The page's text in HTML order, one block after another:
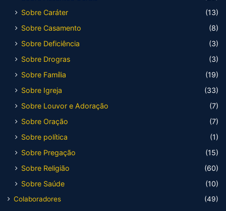
Sobre Caráter
(13)
Sobre Casamento
(8)
Sobre Deficiência
(3)
Sobre Drogras
(3)
Sobre Família
(19)
Sobre Igreja
(33)
Sobre Louvor e Adoração
(7)
Sobre Oração
(7)
Sobre política
(1)
Sobre Pregação
(15)
Sobre Religião
(60)
Sobre Saúde
(10)
Colaboradores (49)